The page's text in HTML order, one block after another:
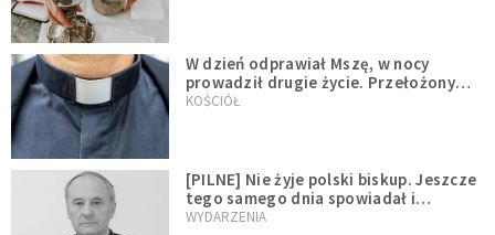
W dzień odprawiał Mszę, w nocy
prowadził drugie życie. Przełożony
kazał mu opuścić zakon
KOŚCIÓŁ
[PILNE] Nie żyje polski biskup. Jeszcze
tego samego dnia spowiadał i
sprawował Mszę świętą
WYDARZENIA